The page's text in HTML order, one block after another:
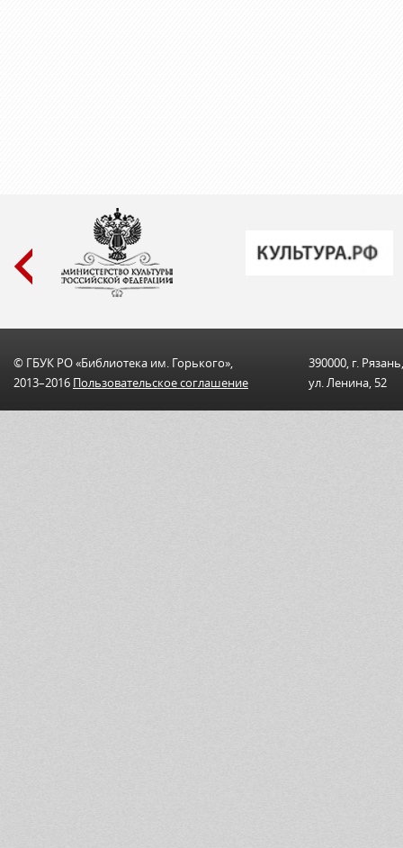
© ГБУК РО «Библиотека им. Горького»,
2013–2016 Пользовательскоe соглашениe
390000, г. Рязань,
ул. Ленина, 52